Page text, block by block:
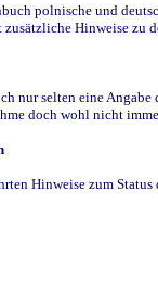
polnische und
zusätzliche Hinweise zu
nur selten eine
doch wohl nicht
Hinweise zum